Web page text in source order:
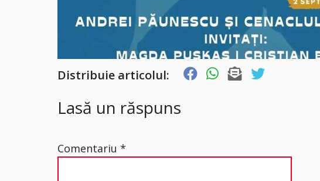
Distribuie articolul:
Lasă un răspuns
Comentariu*